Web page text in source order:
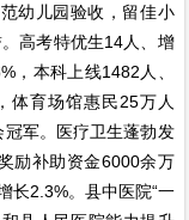
幼儿园验收，留佳小
高考特优生14人、增
，本科上线1482人、
体育场馆惠民25万人
军。医疗卫生蓬勃发
励补助资金6000余万
长2.3%。县中医院“一